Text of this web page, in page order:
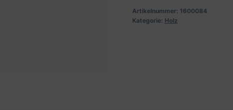
Artikelnummer: 1600084
Kategorie: Holz